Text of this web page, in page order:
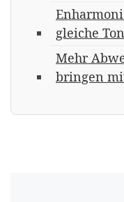
gleiche
Mehr
bringen